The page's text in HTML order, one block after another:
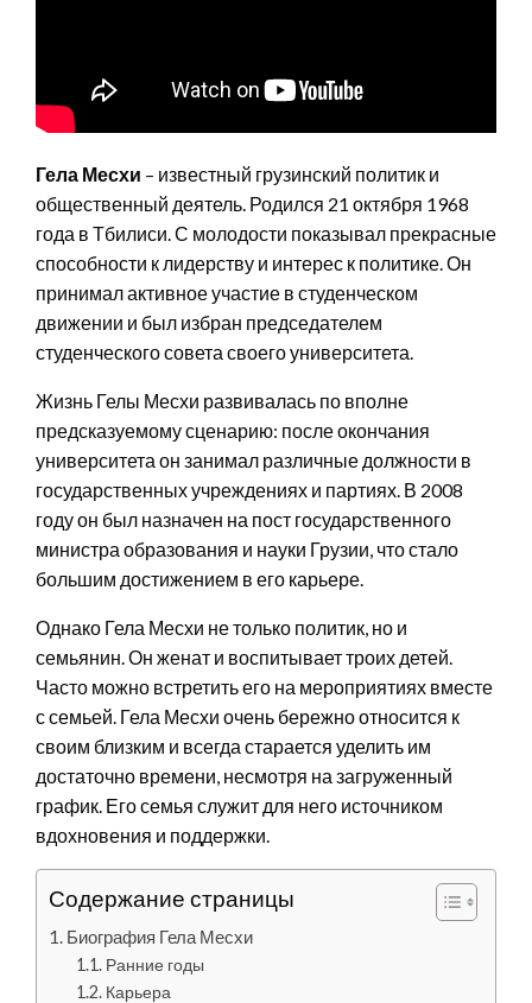
Гела Месхи – известный грузинский политик и
общественный деятель. Родился 21 октября 1968
года в Тбилиси. С молодости показывал прекрасные
способности к лидерству и интерес к политике. Он
принимал активное участие в студенческом
движении и был избран председателем
студенческого совета своего университета.
Жизнь Гелы Месхи развивалась по вполне
предсказуемому сценарию: после окончания
университета он занимал различные должности в
государственных учреждениях и партиях. В 2008
году он был назначен на пост государственного
министра образования и науки Грузии, что стало
большим достижением в его карьере.
Однако Гела Месхи не только политик, но и
семьянин. Он женат и воспитывает троих детей.
Часто можно встретить его на мероприятиях вместе
с семьей. Гела Месхи очень бережно относится к
своим близким и всегда старается уделить им
достаточно времени, несмотря на загруженный
график. Его семья служит для него источником
вдохновения и поддержки.
Содержание страницы
Биография Гела Месхи
Ранние годы
Карьера